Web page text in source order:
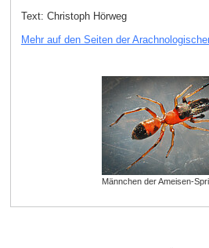
Text: Christoph Hörweg
Mehr auf den Seiten der
Männchen der Ameisen-